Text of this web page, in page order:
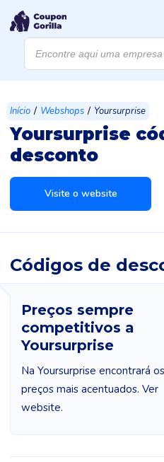
Products
search
Início / Webshops / Yoursurprise
Yoursurprise
desconto
Visite o website
Códigos de
Preços sempre
competitivos a
Yoursurprise
Na Yoursurprise encontrará os
preços mais acentuados. Ver
website.